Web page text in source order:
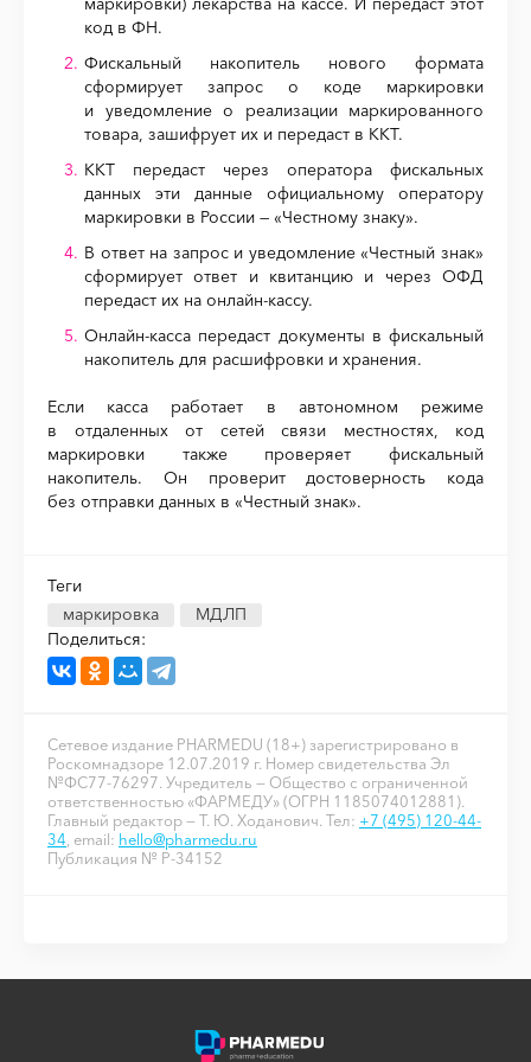
код в ФН.
Фискальный накопитель нового формата
сформирует запрос о коде маркировки
и уведомление о реализации маркированного
товара, зашифрует их и передаст в ККТ.
ККТ передаст через оператора фискальных
данных эти данные официальному оператору
маркировки в России — «Честному знаку».
В ответ на запрос и уведомление «Честный знак»
сформирует ответ и квитанцию и через ОФД
передаст их на онлайн-кассу.
Онлайн-касса передаст документы в фискальный
накопитель для расшифровки и хранения.
Если касса работает в автономном режиме
в отдаленных от сетей связи местностях, код
маркировки также проверяет фискальный
накопитель. Он проверит достоверность кода
без отправки данных в «Честный знак».
Теги
маркировка
МДЛП
Поделиться:
Сетевое издание PHARMEDU (18+) зарегистрировано в
Роскомнадзоре 12.07.2019 г. Номер свидетельства Эл
№ФС77-76297. Учредитель — Общество с ограниченной
ответственностью «ФАРМЕДУ» (ОГРН 1185074012881).
Главный редактор — Т. Ю. Ходанович. Тел: +7 (495) 120-44-
34 , email: hello@pharmedu.ru
Публикация № P-34152